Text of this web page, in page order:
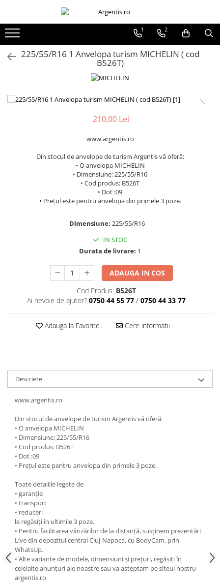
1 2
225/55/R16 1 Anvelopa turism MICHELIN ( cod
B526T)
210,00 Lei
www.argentis.ro
Din stocul de anvelope de turism Argentis vă oferă:
• O anvelopa MICHELIN
• Dimensiune: 225/55/R16
• Cod produs: B526T
• Dot :09
• Prețul este pentru anvelopa din primele 3 poze.
Dimensiune: 225/55/R16
IN STOC
Durata de livrare: 1
ADAUGA IN COS
Cod Produs: B526T
Ai nevoie de ajutor? 0750 44 55 77 / 0750 44 33 77
Adauga la Favorite Cere informatii
Descriere
www.argentis.ro
Din stocul de anvelope de turism Argentis vă oferă:
• O anvelopa MICHELIN
• Dimensiune: 225/55/R16
• Cod produs: B526T
• Dot :09
• Prețul este pentru anvelopa din primele 3 poze.
Toate detaliile legate de
• garanție
• transport
• reduceri
le regăsiți în ultimile 3 poze.
• Pentru facilitarea vânzărilor de la distanță, susținem prezentări
Live din depozitul central Cluj-Napoca, cu BodyCam, prin
WhatsUp.
• Alte variante de modele, dimensiuni și prețuri, regăsiți în
celelalte anunțuri ale noastre sau va asteptam pe siteul nostru
argentis.ro